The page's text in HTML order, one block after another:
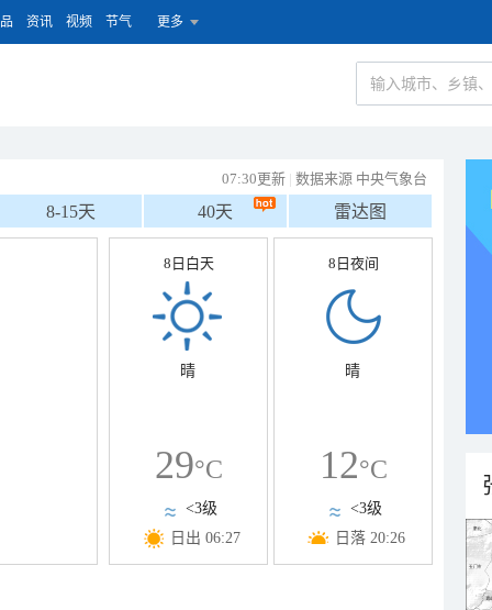
资讯 视频 节气 更多
07:30更新 | 数据来源 中央气象台
8-15天 40天 雷达图
8日白天
晴
29°C
<3级
日出 06:27
8日夜间
晴
12°C
<3级
日落 20:26